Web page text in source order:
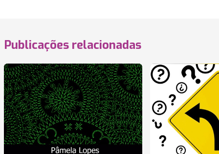
Publicações relacionadas